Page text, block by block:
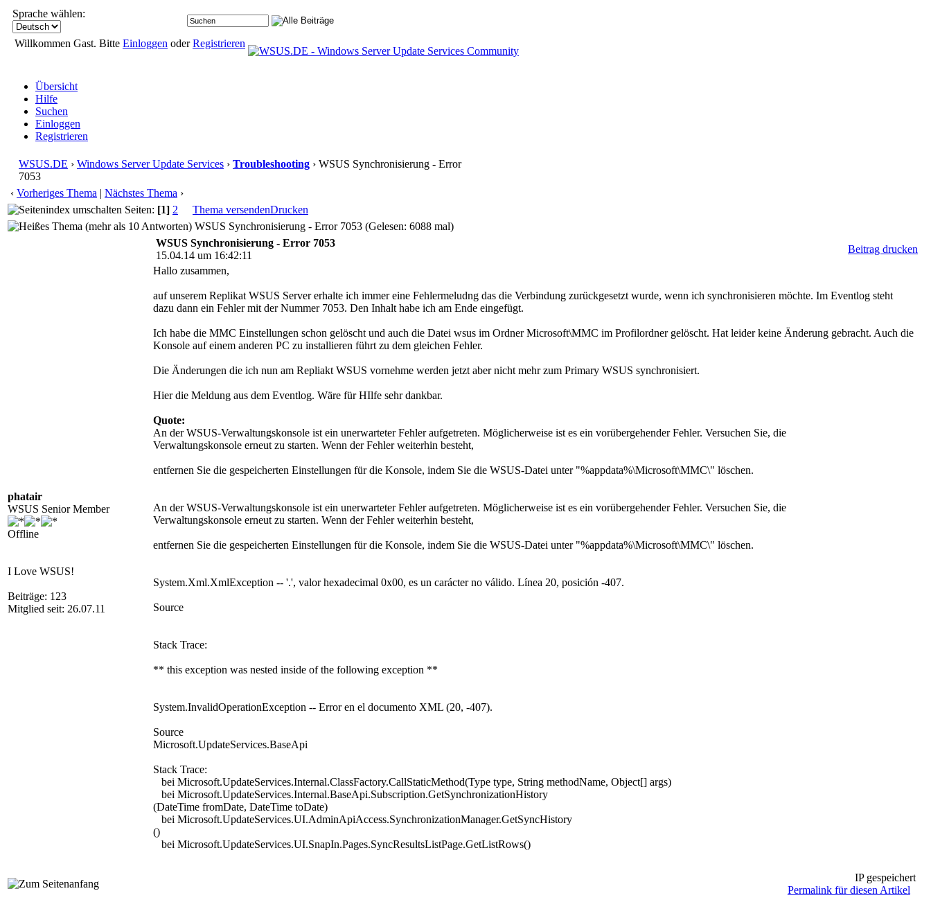
Sprache wählen:
Willkommen Gast. Bitte Einloggen oderRegistrieren
Übersicht
Hilfe
Suchen
Einloggen
Registrieren
WSUS.DE › Windows Server Update Services › Troubleshooting › WSUS Synchronisierung - Error
7053
‹ Vorheriges Thema | Nächstes Thema ›
Seiten: [1] 2 Thema versendenDrucken
WSUS Synchronisierung - Error 7053 (Gelesen: 6088 mal)
phatair
WSUS Senior Member
Offline
I Love WSUS!
Beiträge: 123
Mitglied seit: 26.07.11
WSUS Synchronisierung - Error 7053
15.04.14 um 16:42:11
Beitrag drucken
Hallo zusammen,
auf unserem Replikat WSUS Server erhalte ich immer eine Fehlermeludng das die Verbindung zurückgesetzt wurde, wenn ich synchronisieren möchte. Im Eventlog steht
dazu dann ein Fehler mit der Nummer 7053. Den Inhalt habe ich am Ende eingefügt.
Ich habe die MMC Einstellungen schon gelöscht und auch die Datei wsus im Ordner Microsoft\MMC im Profilordner gelöscht. Hat leider keine Änderung gebracht. Auch die
Konsole auf einem anderen PC zu installieren führt zu dem gleichen Fehler.
Die Änderungen die ich nun am Repliakt WSUS vornehme werden jetzt aber nicht mehr zum Primary WSUS synchronisiert.
Hier die Meldung aus dem Eventlog. Wäre für HIlfe sehr dankbar.
Quote:
An der WSUS-Verwaltungskonsole ist ein unerwarteter Fehler aufgetreten. Möglicherweise ist es ein vorübergehender Fehler. Versuchen Sie, die
Verwaltungskonsole erneut zu starten. Wenn der Fehler weiterhin besteht,
entfernen Sie die gespeicherten Einstellungen für die Konsole, indem Sie die WSUS-Datei unter "%appdata%\Microsoft\MMC\" löschen.
An der WSUS-Verwaltungskonsole ist ein unerwarteter Fehler aufgetreten. Möglicherweise ist es ein vorübergehender Fehler. Versuchen Sie, die
Verwaltungskonsole erneut zu starten. Wenn der Fehler weiterhin besteht,
entfernen Sie die gespeicherten Einstellungen für die Konsole, indem Sie die WSUS-Datei unter "%appdata%\Microsoft\MMC\" löschen.
System.Xml.XmlException -- '.', valor hexadecimal 0x00, es un carácter no válido. Línea 20, posición -407.
Source
Stack Trace:
** this exception was nested inside of the following exception **
System.InvalidOperationException -- Error en el documento XML (20, -407).
Source
Microsoft.UpdateServices.BaseApi
Stack Trace:
bei Microsoft.UpdateServices.Internal.ClassFactory.CallStaticMethod(Type type, String methodName, Object[] args)
bei Microsoft.UpdateServices.Internal.BaseApi.Subscription.GetSynchronizationHistory
(DateTime fromDate, DateTime toDate)
bei Microsoft.UpdateServices.UI.AdminApiAccess.SynchronizationManager.GetSyncHistory
()
bei Microsoft.UpdateServices.UI.SnapIn.Pages.SyncResultsListPage.GetListRows()
IP gespeichert
Permalink für diesen Artikel